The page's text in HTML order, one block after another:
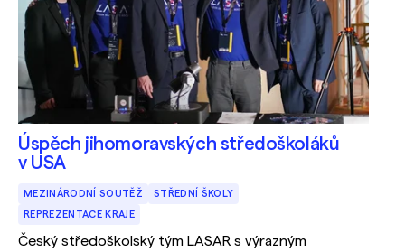
Úspěch jihomoravských středoškoláků
v USA
MEZINÁRODNÍ SOUTĚŽ STŘEDNÍ ŠKOLY
REPREZENTACE KRAJE
Český středoškolský tým LASAR s výrazným